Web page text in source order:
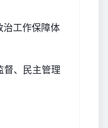
治工作保障体
督、民主管理